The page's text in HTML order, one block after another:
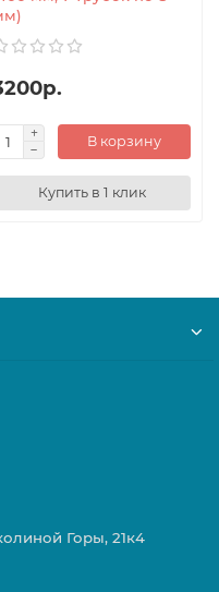
В корзину
Купить в 1 клик
Горы, 21к4